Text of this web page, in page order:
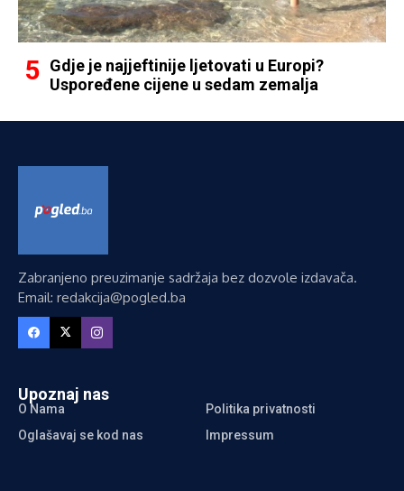
Gdje je najjeftinije ljetovati u Europi?
Uspoređene cijene u sedam zemalja
Zabranjeno preuzimanje sadržaja bez dozvole izdavača.
Email: redakcija@pogled.ba
Upoznaj nas
O Nama
Politika privatnosti
Oglašavaj se kod nas
Impressum